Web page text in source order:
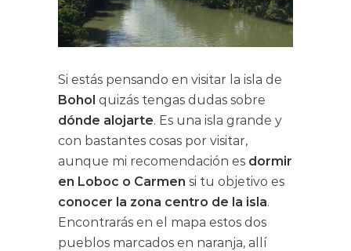
Si estás pensando en visitar la isla de
Bohol quizás tengas dudas sobre
dónde alojarte. Es una isla grande y
con bastantes cosas por visitar,
aunque mi recomendación es dormir
en Loboc o Carmen si tu objetivo es
conocer la zona centro de la isla.
Encontrarás en el mapa estos dos
pueblos marcados en naranja, allí